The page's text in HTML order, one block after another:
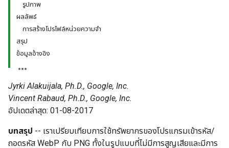
รูปภาพ
ผลลัพธ์
การสร้างโปรไฟล์หน่วยความจํา
สรุป
ข้อมูลอ้างอิง
Jyrki Alakuijala, Ph.D., Google, Inc.
Vincent Rabaud, Ph.D., Google, Inc.
อัปเดตล่าสุด: 01-08-2017
บทสรุป -- เราเปรียบเทียบการใช้ทรัพยากรของโปรแกรมเข้ารหัส/
ถอดรหัส WebP กับ PNG ทั้งในรูปแบบที่ไม่มีการสูญเสียและมีการ